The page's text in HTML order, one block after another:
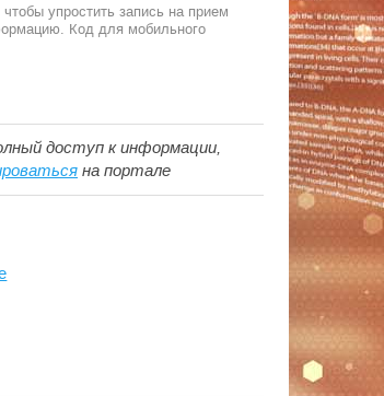
упростить запись на прием
Код для мобильного
доступ к информации,
на портале